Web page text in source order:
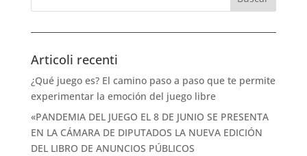
Articoli recenti
¿Qué juego es? El camino paso a paso que te permite
experimentar la emoción del juego libre
«PANDEMIA DEL JUEGO EL 8 DE JUNIO SE PRESENTA
EN LA CÁMARA DE DIPUTADOS LA NUEVA EDICIÓN
DEL LIBRO DE ANUNCIOS PÚBLICOS